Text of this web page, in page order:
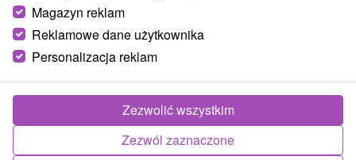
Chalupa Pjuta Makov
Makov
Drevenica v krásnom prostredí Javorníkov a Beskýd, v
obci Makov, ponúka celoročné komfortné...
Magazyn reklam
Reklamowe dane użytkownika
Personalizacja reklam
Zezwól zaznaczone
Zezwolić wszystkim